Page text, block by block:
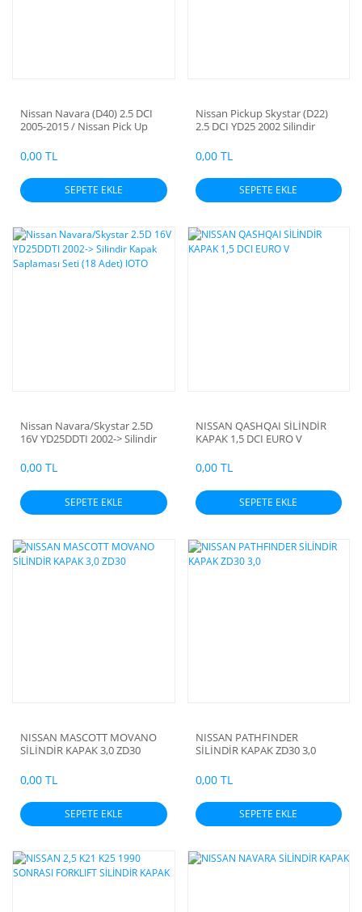
Nissan Navara (D40) 2.5 DCI
2005-2015 / Nissan Pick Up
Pathfinder (R51) 2.5 DCI 2005-
Silindir Kapağı Euro 5
0,00 TL
SEPETE EKLE
Nissan Pickup Skystar (D22)
2.5 DCI YD25 2002 Silindir
0,00 TL
SEPETE EKLE
Nissan Navara/Skystar 2.5D
16V YD25DDTI 2002-> Silindir
IOTO
0,00 TL
SEPETE EKLE
NISSAN QASHQAI SİLİNDİR
KAPAK 1,5 DCI EURO V
0,00 TL
SEPETE EKLE
NISSAN MASCOTT MOVANO
SİLİNDİR KAPAK 3,0 ZD30
0,00 TL
SEPETE EKLE
NISSAN PATHFINDER
SİLİNDİR KAPAK ZD30 3,0
0,00 TL
SEPETE EKLE